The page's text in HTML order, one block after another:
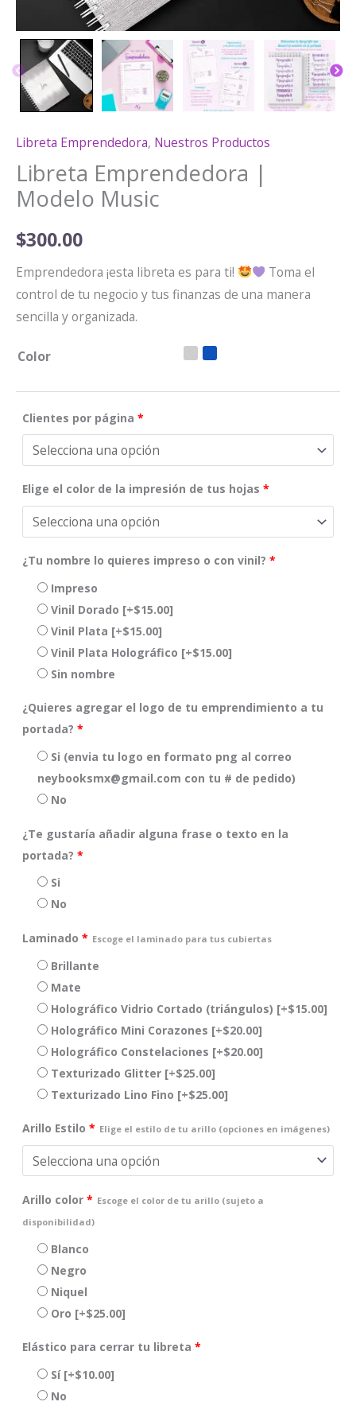
Libreta Emprendedora, Nuestros Productos
Libreta Emprendedora |
Modelo Music
$300.00
Emprendedora ¡esta libreta es para ti!
Toma el
control de tu negocio y tus finanzas de una manera
sencilla y organizada.
Color
Clientes por página *
Elige el color de la impresión de tus hojas *
¿Tu nombre lo quieres impreso o con vinil? *
Impreso
Vinil Dorado [+$15.00]
Vinil Plata [+$15.00]
Vinil Plata Holográfico [+$15.00]
Sin nombre
¿Quieres agregar el logo de tu emprendimiento a tu
portada? *
Si (envia tu logo en formato png al correo
neybooksmx@gmail.com con tu # de pedido)
No
¿Te gustaría añadir alguna frase o texto en la
portada? *
Si
No
Laminado * Escoge el laminado para tus cubiertas
Brillante
Mate
Holográfico Vidrio Cortado (triángulos) [+$15.00]
Holográfico Mini Corazones [+$20.00]
Holográfico Constelaciones [+$20.00]
Texturizado Glitter [+$25.00]
Texturizado Lino Fino [+$25.00]
Arillo Estilo * Elige el estilo de tu arillo (opciones en imágenes)
Arillo color * Escoge el color de tu arillo (sujeto a
disponibilidad)
Blanco
Negro
Niquel
Oro [+$25.00]
Elástico para cerrar tu libreta *
Sí [+$10.00]
No